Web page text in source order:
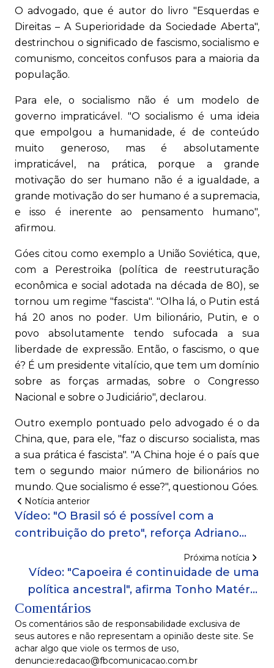
O advogado, que é autor do livro "Esquerdas e
Direitas – A Superioridade da Sociedade Aberta",
destrinchou o significado de fascismo, socialismo e
comunismo, conceitos confusos para a maioria da
população.
Para ele, o socialismo não é um modelo de
governo impraticável. "O socialismo é uma ideia
que empolgou a humanidade, é de conteúdo
muito generoso, mas é absolutamente
impraticável, na prática, porque a grande
motivação do ser humano não é a igualdade, a
grande motivação do ser humano é a supremacia,
e isso é inerente ao pensamento humano",
afirmou.
Góes citou como exemplo a União Soviética, que,
com a Perestroika (política de reestruturação
econômica e social adotada na década de 80), se
tornou um regime "fascista". "Olha lá, o Putin está
há 20 anos no poder. Um bilionário, Putin, e o
povo absolutamente tendo sufocada a sua
liberdade de expressão. Então, o fascismo, o que
é? É um presidente vitalício, que tem um domínio
sobre as forças armadas, sobre o Congresso
Nacional e sobre o Judiciário", declarou.
Outro exemplo pontuado pelo advogado é o da
China, que, para ele, "faz o discurso socialista, mas
a sua prática é fascista". "A China hoje é o país que
tem o segundo maior número de bilionários no
mundo. Que socialismo é esse?", questionou Góes.
Notícia anterior
Vídeo: "O Brasil só é possível com a
contribuição do preto", reforça Adriano
Próxima notícia
Vídeo: "Capoeira é continuidade de uma
política ancestral", afirma Tonho Matéria
Comentários
Os comentários são de responsabilidade exclusiva de
seus autores e não representam a opinião deste site. Se
achar algo que viole os termos de uso,
denuncie:redacao@fbcomunicacao.com.br